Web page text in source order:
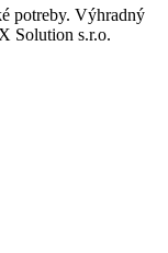
potreby. Výhradný
Solution s.r.o.